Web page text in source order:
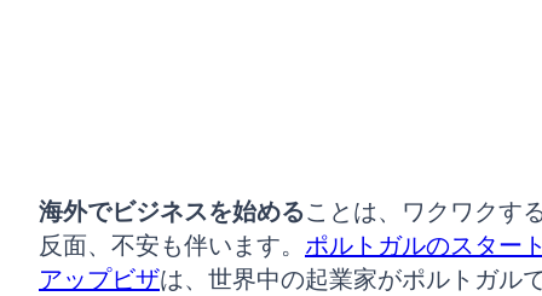
海外でビジネスを始めることは、ワクワクす
反面、不安も伴います。 ポルトガルのスター
アップビザは、世界中の起業家がポルトガル